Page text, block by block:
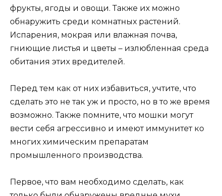
фрукты, ягоды и овощи. Также их можно
обнаружить среди комнатных растений.
Испарения, мокрая или влажная почва,
гниющие листья и цветы – излюбленная среда
обитания этих вредителей.
Перед тем как от них избавиться, учтите, что
сделать это не так уж и просто, но в то же время
возможно. Также помните, что мошки могут
вести себя агрессивно и имеют иммунитет ко
многих химическим препаратам
промышленного производства.
Первое, что вам необходимо сделать, как